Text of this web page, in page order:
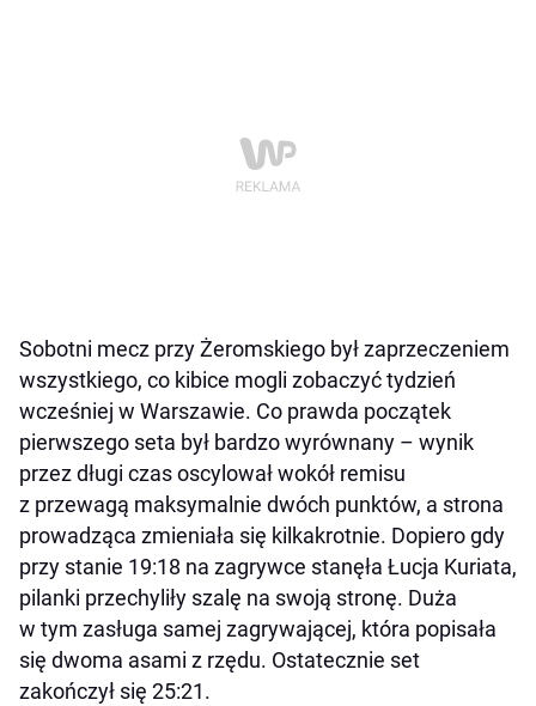
Sobotni mecz przy Żeromskiego był zaprzeczeniem
wszystkiego, co kibice mogli zobaczyć tydzień
wcześniej w Warszawie. Co prawda początek
pierwszego seta był bardzo wyrównany – wynik
przez długi czas oscylował wokół remisu
z przewagą maksymalnie dwóch punktów, a strona
prowadząca zmieniała się kilkakrotnie. Dopiero gdy
przy stanie 19:18 na zagrywce stanęła Łucja Kuriata,
pilanki przechyliły szalę na swoją stronę. Duża
w tym zasługa samej zagrywającej, która popisała
się dwoma asami z rzędu. Ostatecznie set
zakończył się 25:21.